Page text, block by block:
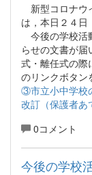
新型コロナウ
は，本日２４日
今後の学校活
らせの文書が
式・離任式の際
のリンクボタン
③市立小中学校
改訂（保護者あ
0コメント
今後の学校